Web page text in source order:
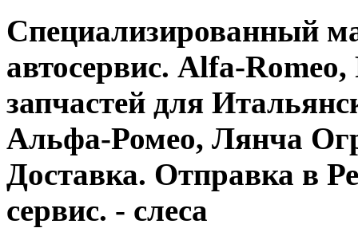
Специализированный
автосервис. Alfa-
запчастей для
Альфа-Ромео, Лянча
Доставка. Отправка в
сервис. - слеса